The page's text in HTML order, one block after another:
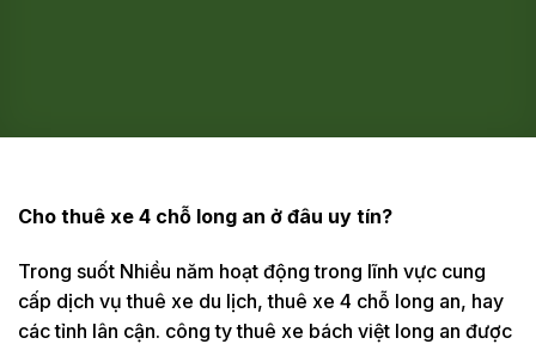
Cho thuê xe 4 chỗ long an ở đâu uy tín?
Trong suốt Nhiều năm hoạt động trong lĩnh vực cung
cấp dịch vụ thuê xe du lịch, thuê xe 4 chỗ long an, hay
các tỉnh lân cận. công ty thuê xe bách việt long an được